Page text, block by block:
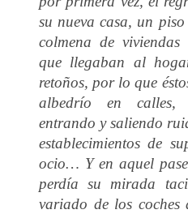
su nueva casa, un
colmena de
que llegaban al
retoños, por lo que
albedrío en calles,
entrando y saliendo
establecimientos de
ocio… Y en aquel
perdía su mirada
variado de los coches